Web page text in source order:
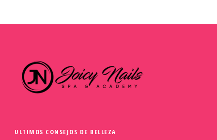
ULTIMOS CONSEJOS DE BELLEZA